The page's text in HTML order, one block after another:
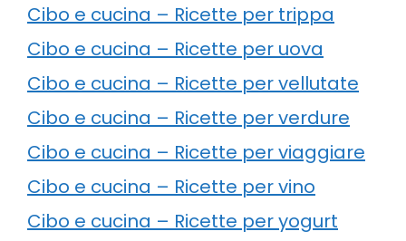
Cibo e cucina – Ricette per trippa
Cibo e cucina – Ricette per uova
Cibo e cucina – Ricette per vellutate
Cibo e cucina – Ricette per verdure
Cibo e cucina – Ricette per viaggiare
Cibo e cucina – Ricette per vino
Cibo e cucina – Ricette per yogurt